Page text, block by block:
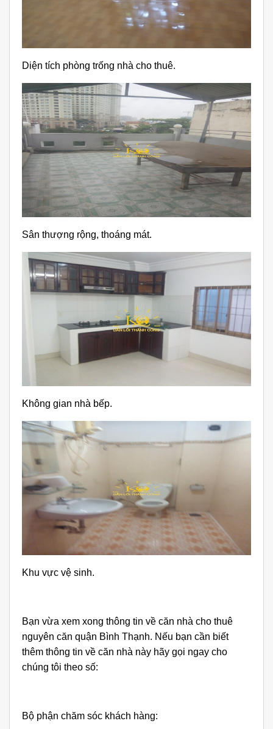
Diện tích phòng trống nhà cho thuê.
Sân thượng rộng, thoáng mát.
Không gian nhà bếp.
Khu vực vệ sinh.
Bạn vừa xem xong thông tin về căn nhà cho thuê
nguyên căn quận Bình Thạnh. Nếu bạn cần biết
thêm thông tin về căn nhà này hãy gọi ngay cho
chúng tôi theo số:
Bộ phận chăm sóc khách hàng: